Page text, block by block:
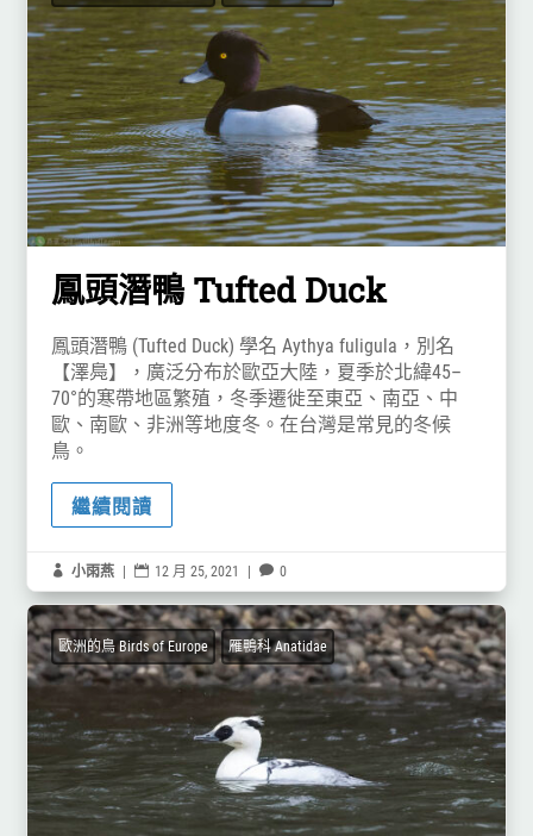
鳳頭潛鴨 Tufted Duck
鳳頭潛鴨 (Tufted Duck) 學名 Aythya fuligula，別名
【澤鳧】，廣泛分布於歐亞大陸，夏季於北緯45–
70°的寒帶地區繁殖，冬季遷徙至東亞、南亞、中
歐、南歐、非洲等地度冬。在台灣是常見的冬候
鳥。
繼續閱讀
 小雨燕  12 月 25, 2021  0
歐洲的鳥 Birds of Europe 雁鴨科 Anatidae